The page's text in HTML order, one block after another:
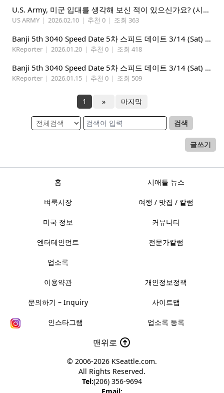
U.S. Army, 미군 입대를 생각해 보신 적이 있으신가요? (시애틀 미군 입대)
US ARMY | 2026.02.10 | 추천 0 | 조회 363
Banji 5th 3040 Speed Date 5차 스피드 데이트 3/14 (Sat) 5-8PM
KReporter | 2026.01.20 | 추천 0 | 조회 418
Banji 5th 3040 Speed Date 5차 스피드 데이트 3/14 (Sat) 5-8PM
KReporter | 2026.01.15 | 추천 0 | 조회 509
1 » 마지막
검색
글쓰기
홈 시애틀 뉴스
벼룩시장 여행 / 맛집 / 칼럼
미국 정보 커뮤니티
엔터테인먼트 전문가칼럼
업소록
이용약관 개인정보정책
문의하기 – Inquiry 사이트맵
인스타그램 업소록 등록
맨위로
© 2006-2026 KSeattle.com.
All Rights Reserved.
Tel:(206) 356-9694